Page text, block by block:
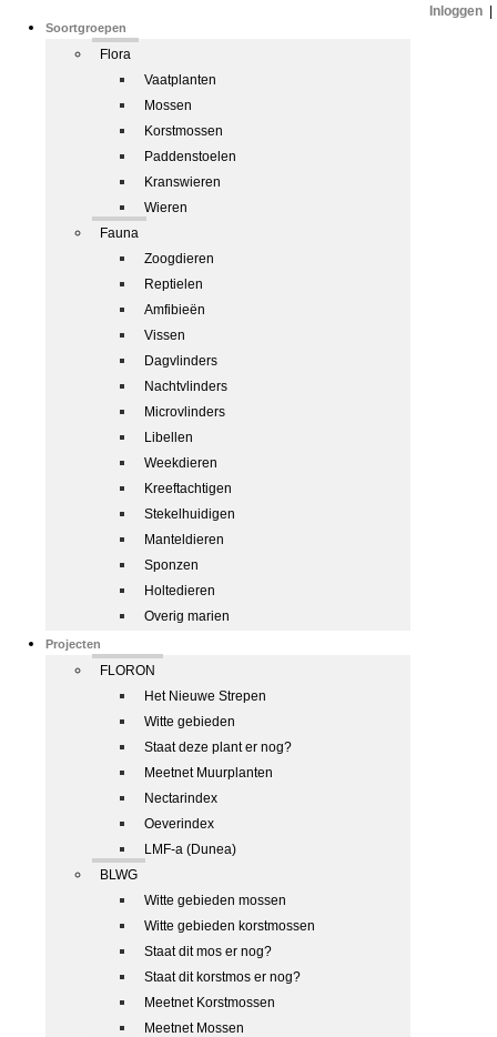
Soortgroepen
Flora
Vaatplanten
Mossen
Korstmossen
Paddenstoelen
Kranswieren
Wieren
Fauna
Zoogdieren
Reptielen
Amfibieën
Vissen
Dagvlinders
Nachtvlinders
Microvlinders
Libellen
Weekdieren
Kreeftachtigen
Stekelhuidigen
Manteldieren
Sponzen
Holtedieren
Overig marien
Projecten
FLORON
Het Nieuwe Strepen
Witte gebieden
Staat deze plant er nog?
Meetnet Muurplanten
Nectarindex
Oeverindex
LMF-a (Dunea)
BLWG
Witte gebieden mossen
Witte gebieden korstmossen
Staat dit mos er nog?
Staat dit korstmos er nog?
Meetnet Korstmossen
Meetnet Mossen
Inloggen